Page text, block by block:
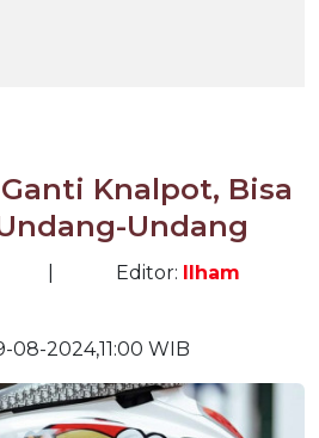
Knalpot, Bisa
Undang
Editor: Ilham
08-2024,11:00 WIB